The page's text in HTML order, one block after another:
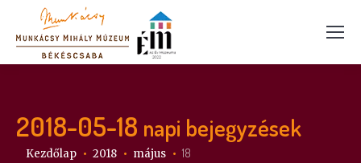
2018-05-18 napi bejegyzések
Itt vagy:
Kezdőlap 2018 május 18